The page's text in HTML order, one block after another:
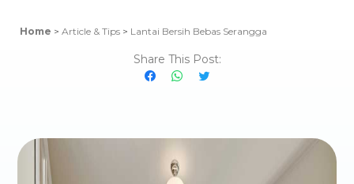
Home > Article & Tips > Lantai Bersih Bebas Serangga
Share This Post: